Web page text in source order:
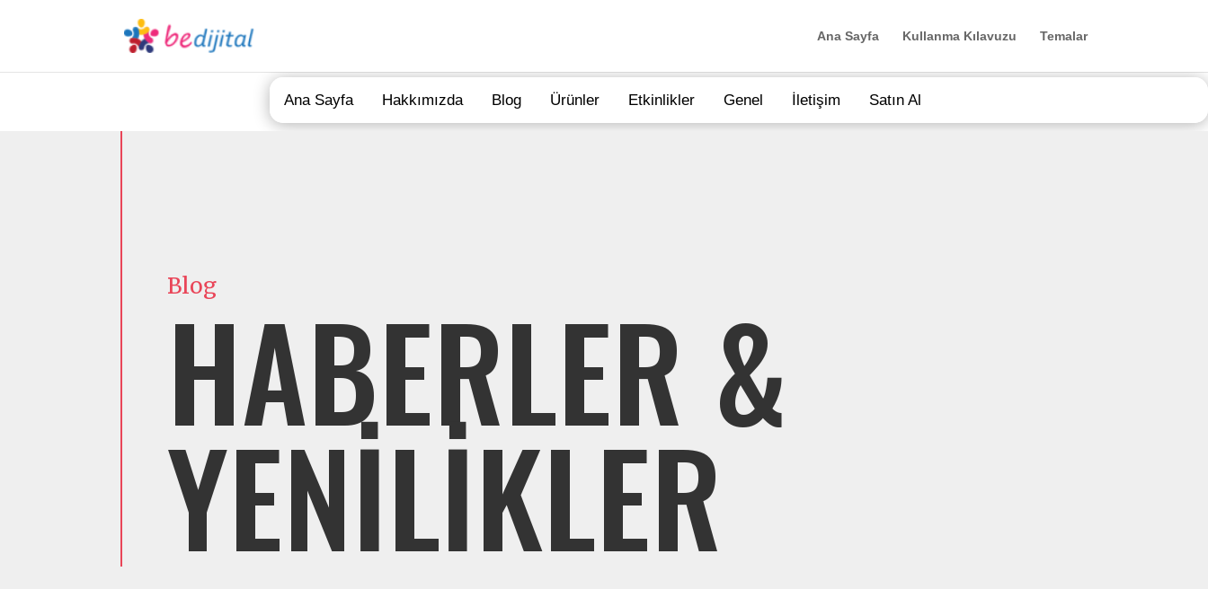
Ana Sayfa Kullanma Kılavuzu Temalar
Ana Sayfa Hakkımızda Blog Ürünler Etkinlikler Genel İletişim Satın Al
Blog
HABERLER &
YENİLİKLER